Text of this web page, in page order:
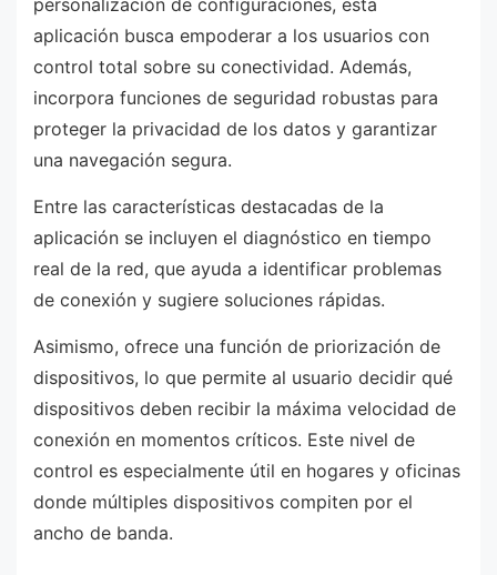
personalización de configuraciones, esta
aplicación busca empoderar a los usuarios con
control total sobre su conectividad. Además,
incorpora funciones de seguridad robustas para
proteger la privacidad de los datos y garantizar
una navegación segura.
Entre las características destacadas de la
aplicación se incluyen el diagnóstico en tiempo
real de la red, que ayuda a identificar problemas
de conexión y sugiere soluciones rápidas.
Asimismo, ofrece una función de priorización de
dispositivos, lo que permite al usuario decidir qué
dispositivos deben recibir la máxima velocidad de
conexión en momentos críticos. Este nivel de
control es especialmente útil en hogares y oficinas
donde múltiples dispositivos compiten por el
ancho de banda.